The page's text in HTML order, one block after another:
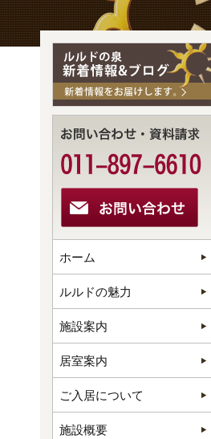
ホーム
ルルドの魅力
施設案内
居室案内
ご入居について
施設概要